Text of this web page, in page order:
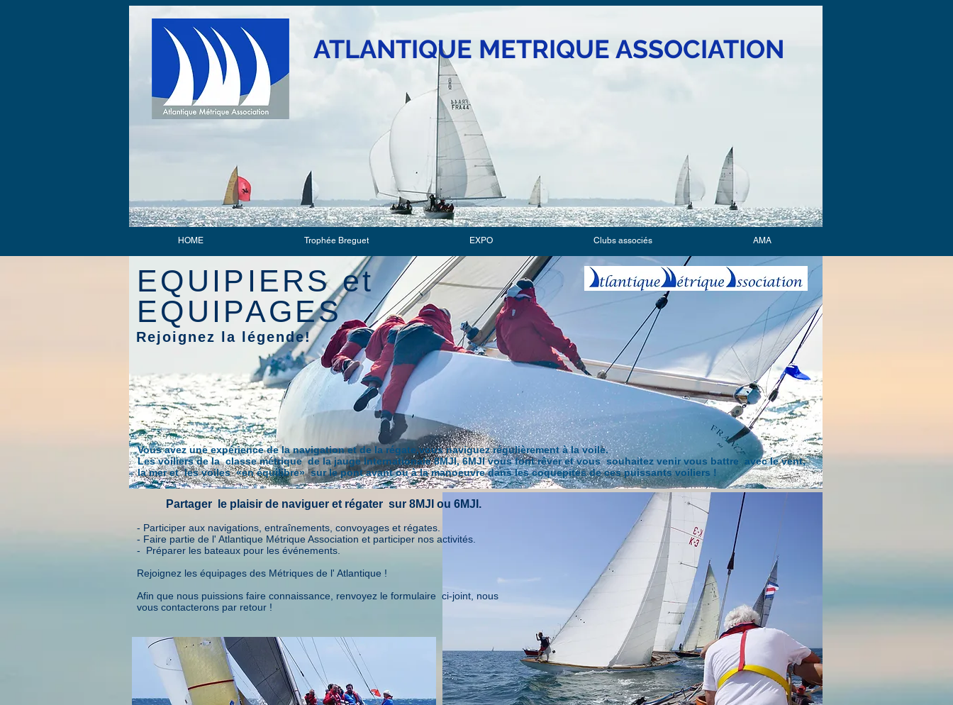
ATLANTIQUE METRIQUE ASSOCIATION
HOME Trophée Breguet EXPO Clubs associés AMA
EQUIPIERS et
EQUIPAGES
Vous avez une expérience de la navigation et de la régate,vous naviguez régulièrement à la voile.
Les voiliers de la classe métrique de la jauge Internationale 8MJI, 6MJI vous font rêver et vous souhaitez venir vous battre avec le vent,
la mer et les voiles «en équilibre» sur le pont avant ou à la manoeuvre dans les coquepites de ces puissants voiliers !
Rejoignez la légende!
Partager le plaisir de naviguer et régater sur 8MJI ou 6MJI.
- Participer aux navigations, entraînements, convoyages et régates.
- Faire partie de l' Atlantique Métrique Association et participer nos activités.
- Préparer les bateaux pour les événements.
Rejoignez les équipages des Métriques de l' Atlantique !
Afin que nous puissions faire connaissance, renvoyez le formulaire ci-joint, nous
vous contacterons par retour !